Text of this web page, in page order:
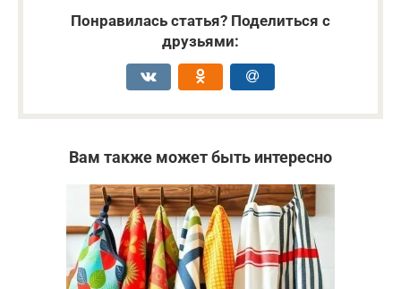
Понравилась статья? Поделиться с
друзьями:
Вам также может быть интересно